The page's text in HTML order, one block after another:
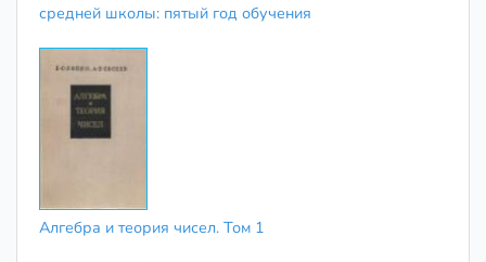
средней школы: пятый год обучения
Алгебра и теория чисел. Том 1